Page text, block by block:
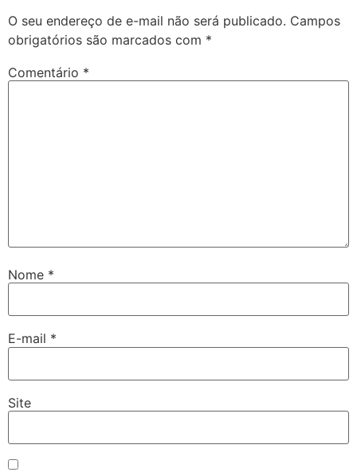
O seu endereço de e-mail não será publicado. Campos
obrigatórios são marcados com *
Comentário *
Nome *
E-mail *
Site